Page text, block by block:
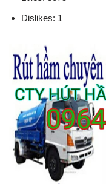
Dislikes: 1